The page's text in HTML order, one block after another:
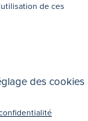
de ces
des cookies